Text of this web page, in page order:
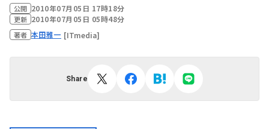
公開 2010年07月05日 17時18分
更新 2010年07月05日 05時48分
著者 本田雅一 [ITmedia]
Share